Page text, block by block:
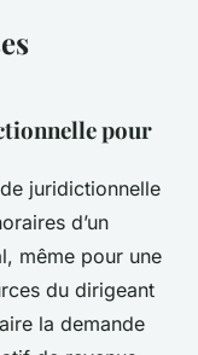
pour
juridictionnelle
d’un
même pour une
du dirigeant
la demande